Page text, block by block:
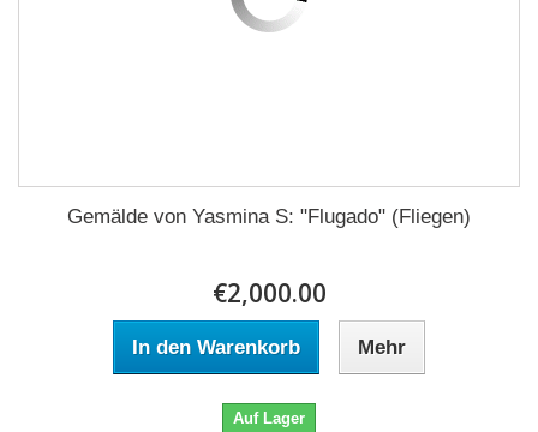
Gemälde von Yasmina S: "Flugado" (Fliegen)
€2,000.00
In den Warenkorb Mehr
Auf Lager